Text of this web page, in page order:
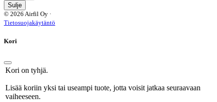
Sulje
© 2026 Airfil Oy ·
Tietosuojakäytäntö
Kori
Kori on tyhjä.
Lisää koriin yksi tai useampi tuote, jotta voisit jatkaa seuraavaan
vaiheeseen.